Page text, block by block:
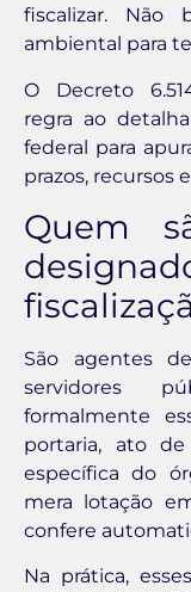
fiscalizar. Não
ambiental para
O Decreto
regra ao
federal para
prazos, recursos
Quem
São agentes
servidores
formalmente
portaria, ato
específica do
mera lotação
confere
Na prática,